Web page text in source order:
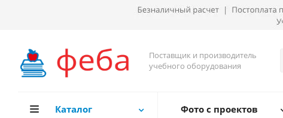
Поставщик и производитель
учебного оборудования
Каталог Фото с проектов